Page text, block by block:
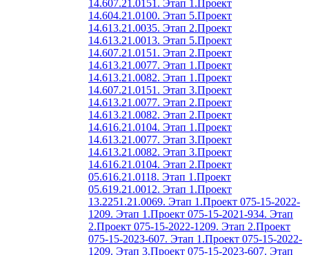
14.607.21.0151. Этап 1.Проект
14.604.21.0100. Этап 5.Проект
14.613.21.0035. Этап 2.Проект
14.613.21.0013. Этап 5.Проект
14.607.21.0151. Этап 2.Проект
14.613.21.0077. Этап 1.Проект
14.613.21.0082. Этап 1.Проект
14.607.21.0151. Этап 3.Проект
14.613.21.0077. Этап 2.Проект
14.613.21.0082. Этап 2.Проект
14.616.21.0104. Этап 1.Проект
14.613.21.0077. Этап 3.Проект
14.613.21.0082. Этап 3.Проект
14.616.21.0104. Этап 2.Проект
05.616.21.0118. Этап 1.Проект
05.619.21.0012. Этап 1.Проект
13.2251.21.0069. Этап 1.Проект 075-15-2022-
1209. Этап 1.Проект 075-15-2021-934. Этап
2.Проект 075-15-2022-1209. Этап 2.Проект
075-15-2023-607. Этап 1.Проект 075-15-2022-
1209. Этап 3.Проект 075-15-2023-607. Этап